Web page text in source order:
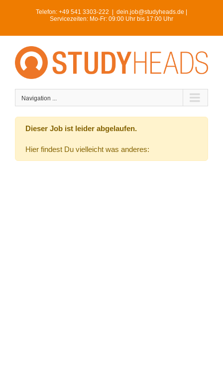
Telefon: +49 541 3303-222
dein.job@studyheads.de |
Servicezeiten: Mo-Fr: 09:00 Uhr bis 17:00 Uhr
Navigation ...
Dieser Job ist leider abgelaufen.
Hier findest Du vielleicht was anderes: